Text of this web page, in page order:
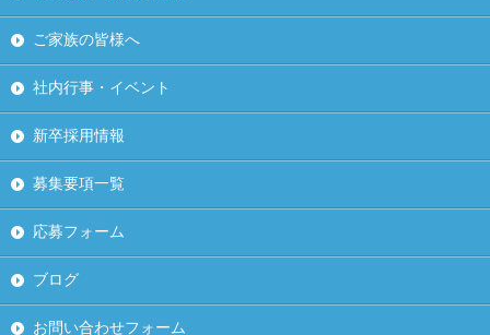
ご家族の皆様へ
社内行事・イベント
新卒採用情報
募集要項一覧
応募フォーム
ブログ
お問い合わせフォーム